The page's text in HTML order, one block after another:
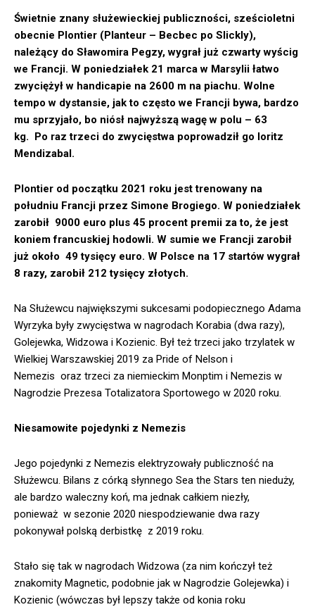
Świetnie znany służewieckiej publiczności, sześcioletni
obecnie Plontier (Planteur – Becbec po Slickly),
należący do Sławomira Pegzy, wygrał już czwarty wyścig
we Francji. W poniedziałek 21 marca w Marsylii łatwo
zwyciężył w handicapie na 2600 m na piachu. Wolne
tempo w dystansie, jak to często we Francji bywa, bardzo
mu sprzyjało, bo niósł najwyższą wagę w polu – 63
kg. Po raz trzeci do zwycięstwa poprowadził go Ioritz
Mendizabal.
Plontier od początku 2021 roku jest trenowany na
południu Francji przez Simone Brogiego. W poniedziałek
zarobił 9000 euro plus 45 procent premii za to, że jest
koniem francuskiej hodowli. W sumie we Francji zarobił
już około 49 tysięcy euro. W Polsce na 17 startów wygrał
8 razy, zarobił 212 tysięcy złotych.
Na Służewcu największymi sukcesami podopiecznego Adama
Wyrzyka były zwycięstwa w nagrodach Korabia (dwa razy),
Golejewka, Widzowa i Kozienic. Był też trzeci jako trzylatek w
Wielkiej Warszawskiej 2019 za Pride of Nelson i
Nemezis oraz trzeci za niemieckim Monptim i Nemezis w
Nagrodzie Prezesa Totalizatora Sportowego w 2020 roku.
Niesamowite pojedynki z Nemezis
Jego pojedynki z Nemezis elektryzowały publiczność na
Służewcu. Bilans z córką słynnego Sea the Stars ten nieduży,
ale bardzo waleczny koń, ma jednak całkiem niezły,
ponieważ w sezonie 2020 niespodziewanie dwa razy
pokonywał polską derbistkę z 2019 roku.
Stało się tak w nagrodach Widzowa (za nim kończył też
znakomity Magnetic, podobnie jak w Nagrodzie Golejewka) i
Kozienic (wówczas był lepszy także od konia roku